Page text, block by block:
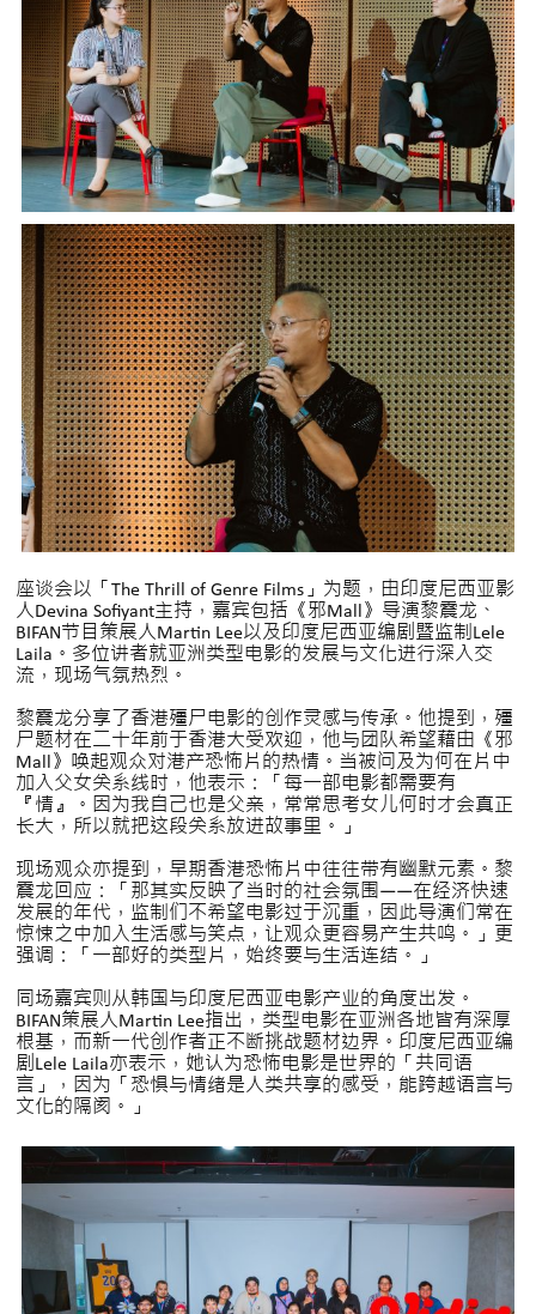
座谈会以「The Thrill of Genre Films」为题，由印度尼西亚影
人Devina Sofiyant主持，嘉宾包括《邪Mall》导演黎震龙、
BIFAN节目策展人Martin Lee以及印度尼西亚编剧暨监制Lele
Laila。多位讲者就亚洲类型电影的发展与文化进行深入交
流，现场气氛热烈。
黎震龙分享了香港殭尸电影的创作灵感与传承。他提到，殭
尸题材在二十年前于香港大受欢迎，他与团队希望藉由《邪
Mall》唤起观众对港产恐怖片的热情。当被问及为何在片中
加入父女关系线时，他表示：「每一部电影都需要有
『情』。因为我自己也是父亲，常常思考女儿何时才会真正
长大，所以就把这段关系放进故事里。」
现场观众亦提到，早期香港恐怖片中往往带有幽默元素。黎
震龙回应：「那其实反映了当时的社会氛围——在经济快速
发展的年代，监制们不希望电影过于沉重，因此导演们常在
惊悚之中加入生活感与笑点，让观众更容易产生共鸣。」更
强调：「一部好的类型片，始终要与生活连结。」
同场嘉宾则从韩国与印度尼西亚电影产业的角度出发。
BIFAN策展人Martin Lee指出，类型电影在亚洲各地皆有深厚
根基，而新一代创作者正不断挑战题材边界。印度尼西亚编
剧Lele Laila亦表示，她认为恐怖电影是世界的「共同语
言」，因为「恐惧与情绪是人类共享的感受，能跨越语言与
文化的隔阂。」